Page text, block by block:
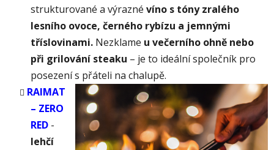
strukturované a výrazné víno s tóny zralého
lesního ovoce, černého rybízu a jemnými
tříslovinami. Nezklame u večerního ohně nebo
při grilování steaku – je to ideální společník pro
posezení s přáteli na chalupě.
RAIMAT
– ZERO
RED -
lehčí